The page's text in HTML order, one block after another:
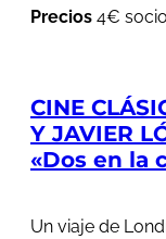
Precios 4€
CINE
Y JAVIER
«Dos en la
Un viaje de